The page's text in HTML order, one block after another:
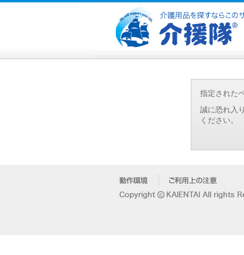
指定された
誠に恐れ入
ください。